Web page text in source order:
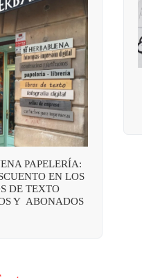
PAPELERÍA:
EN LOS
DE TEXTO
Y ABONADOS